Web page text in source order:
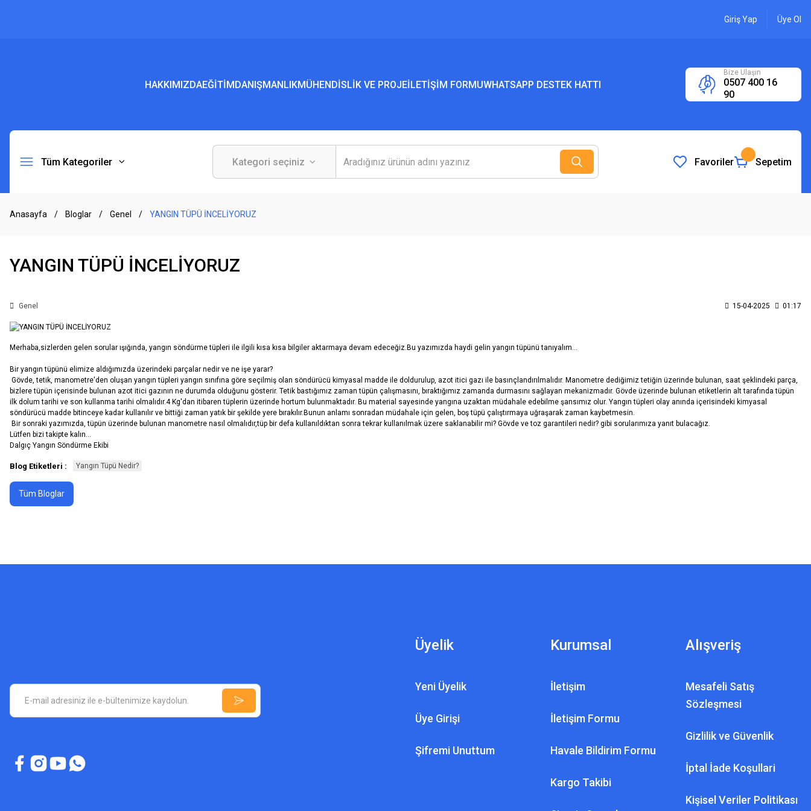
Giriş Yap Üye Ol
HAKKIMIZDAEĞİTİMDANIŞMANLIKMÜHENDİSLİK VE PROJEİLETİŞİM FORMUWHATSAPP DESTEK HATTI
Bize Ulaşın
0507 400 16
90
Tüm Kategoriler Favoriler Sepetim
Anasayfa Bloglar Genel YANGIN TÜPÜ İNCELİYORUZ
YANGIN TÜPÜ İNCELİYORUZ
Genel 15-04-2025 01:17
Merhaba,sizlerden gelen sorular ışığında, yangın söndürme tüpleri ile ilgili kısa kısa bilgiler aktarmaya devam edeceğiz.Bu yazımızda haydi gelin yangın tüpünü tanıyalım...
Bir yangın tüpünü elimize aldığımızda üzerindeki parçalar nedir ve ne işe yarar?
Gövde, tetik, manometre'den oluşan yangın tüpleri yangın sınıfına göre seçilmiş olan söndürücü kimyasal madde ile doldurulup, azot itici gazı ile basınçlandırılmalıdır. Manometre dediğimiz tetiğin üzerinde bulunan, saat şeklindeki parça,
bizlere tüpün içerisinde bulunan azot itici gazının ne durumda olduğunu gösterir. Tetik bastığımız zaman tüpün çalışmasını, bıraktığımız zamanda durmasını sağlayan mekanizmadır. Gövde üzerinde bulunan etiketlerin alt tarafında tüpün
ilk dolum tarihi ve son kullanma tarihi olmalıdır.4 Kg'dan itibaren tüplerin üzerinde hortum bulunmaktadır. Bu material sayesinde yangına uzaktan müdahale edebilme şansımız olur. Yangın tüpleri olay anında içerisindeki kimyasal
söndürücü madde bitinceye kadar kullanılır ve bittiği zaman yatık bir şekilde yere bırakılır.Bunun anlamı sonradan müdahale için gelen, boş tüpü çalıştırmaya uğraşarak zaman kaybetmesin.
Bir sonraki yazımızda, tüpün üzerinde bulunan manometre nasıl olmalıdır,tüp bir defa kullanıldıktan sonra tekrar kullanılmak üzere saklanabilir mi? Gövde ve toz garantileri nedir? gibi sorularımıza yanıt bulacağız.
Lütfen bizi takipte kalın...
Dalgıç Yangın Söndürme Ekibi
Blog Etiketleri : Yangın Tüpü Nedir?
Tüm Bloglar
Üyelik
Yeni Üyelik
Üye Girişi
Şifremi Unuttum
Kurumsal
İletişim
İletişim Formu
Havale Bildirim Formu
Kargo Takibi
Alışveriş
Mesafeli Satış
Sözleşmesi
Gizlilik ve Güvenlik
İptal İade Koşullari
Kişisel Veriler Politikası